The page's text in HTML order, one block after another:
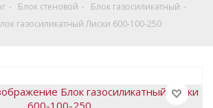
- Блок стеновой - Блок газосиликатный -
газосиликатный Лиски 600-100-250